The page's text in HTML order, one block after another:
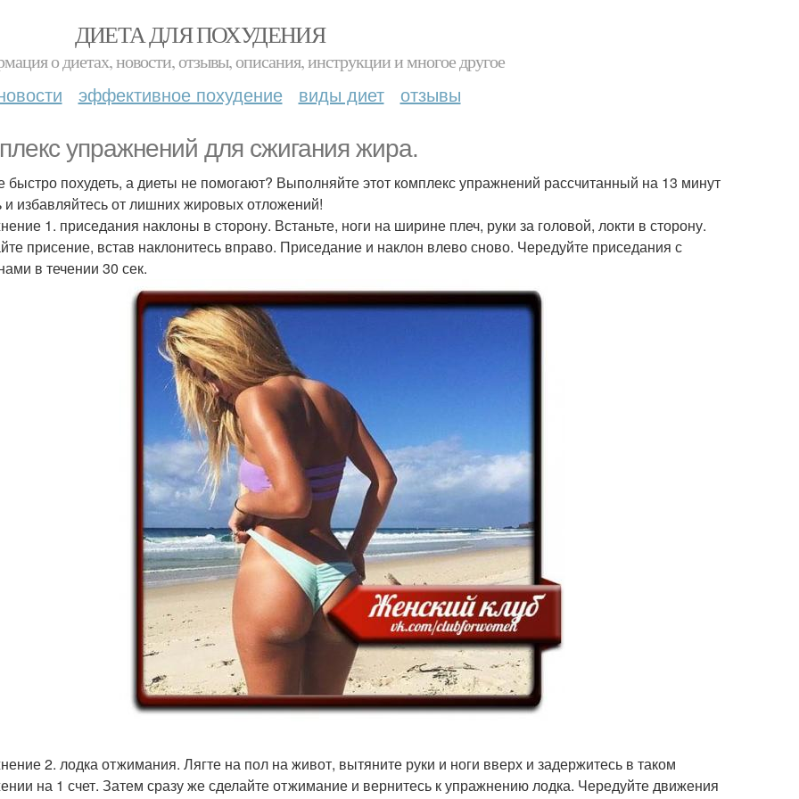
ДИЕТА ДЛЯ ПОХУДЕНИЯ
о диетах, новости, отзывы, описания, инструкции и многое другое
эффективное похудение виды диет отзывы
упражнений для сжигания жира.
быстро похудеть, а диеты не помогают? Выполняйте этот комплекс упражнений рассчитанный на 13 минут
и избавляйтесь от лишних жировых отложений!
1. приседания наклоны в сторону. Встаньте, ноги на ширине плеч, руки за головой, локти в сторону.
присение, встав наклонитесь вправо. Приседание и наклон влево сново. Чередуйте приседания с
в течении 30 сек.
2. лодка отжимания. Лягте на пол на живот, вытяните руки и ноги вверх и задержитесь в таком
на 1 счет. Затем сразу же сделайте отжимание и вернитесь к упражнению лодка. Чередуйте движения